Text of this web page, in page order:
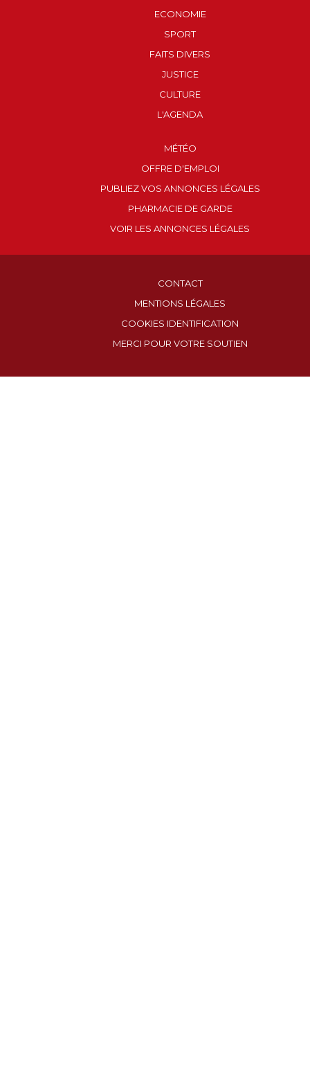
ECONOMIE
SPORT
FAITS DIVERS
JUSTICE
CULTURE
L'AGENDA
MÉTÉO
OFFRE D'EMPLOI
PUBLIEZ VOS ANNONCES LÉGALES
PHARMACIE DE GARDE
VOIR LES ANNONCES LÉGALES
CONTACT
MENTIONS LÉGALES
COOKIES IDENTIFICATION
MERCI POUR VOTRE SOUTIEN